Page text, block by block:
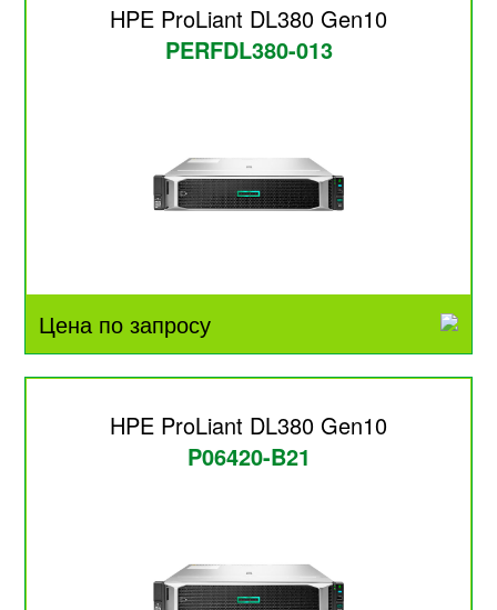
HPE ProLiant DL380 Gen10
PERFDL380-013
Цена по запросу
HPE ProLiant DL380 Gen10
P06420-B21